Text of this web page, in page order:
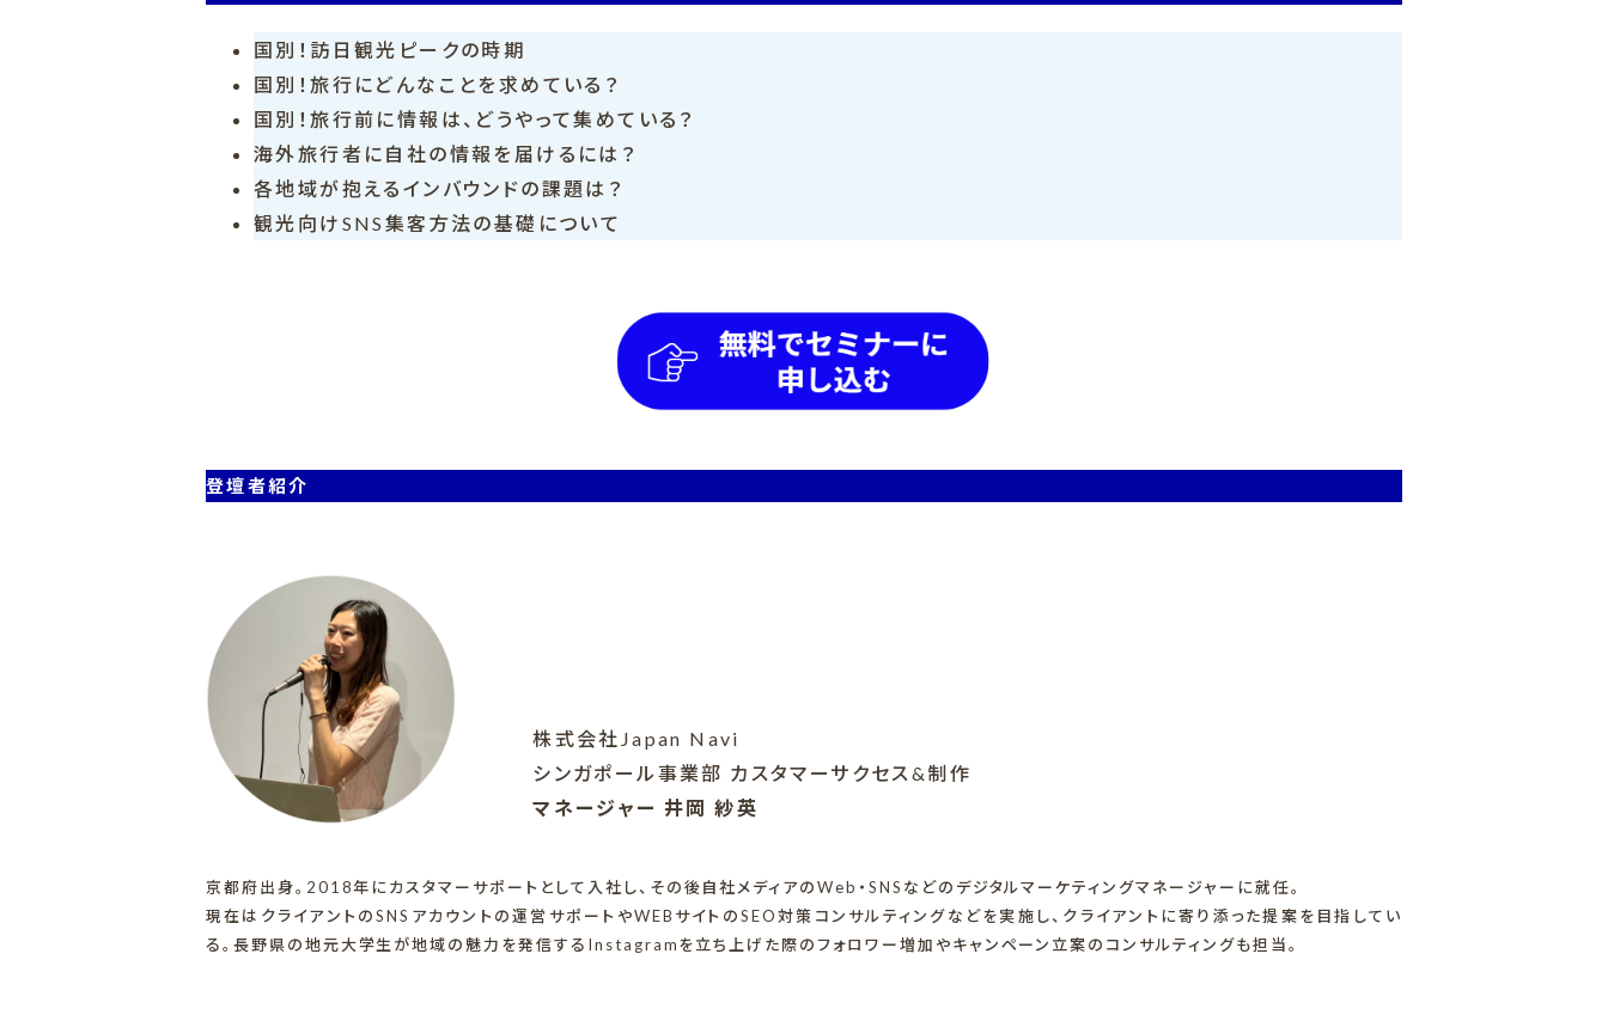
国別！訪日観光ピークの時期
国別！旅行にどんなことを求めている？
国別！旅行前に情報は、どうやって集めている？
海外旅行者に自社の情報を届けるには？
各地域が抱えるインバウンドの課題は？
観光向けSNS集客方法の基礎について
登壇者紹介
株式会社Japan Navi
シンガポール事業部 カスタマーサクセス&制作
マネージャー 井岡 紗英
京都府出身。2018年にカスタマーサポートとして入社し、その後自社メディアのWeb・SNSなどのデジタルマーケティングマネージャーに就任。
現在はクライアントのSNSアカウントの運営サポートやWEBサイトのSEO対策コンサルティングなどを実施し、クライアントに寄り添った提案を目指してい
る。長野県の地元大学生が地域の魅力を発信するInstagramを立ち上げた際のフォロワー増加やキャンペーン立案のコンサルティングも担当。